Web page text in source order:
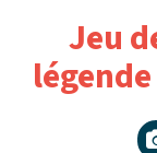
Jeu